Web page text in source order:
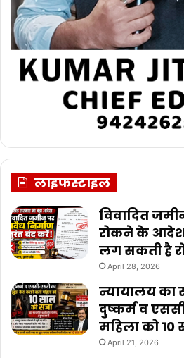
लाइफस्टाइल
विवादित
रोकने के आदेश,
लग सकती है
April 28, 2026
न्यायालय
दुष्कर्म व
महिला को 10
April 21, 2026